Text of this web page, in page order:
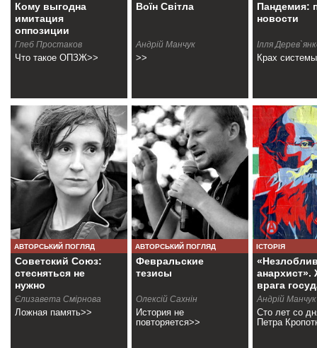
Кому выгодна
имитация
оппозиции
Глеб Простаков
Что такое ОПЗЖ>>
Воїн Світла
Андрій Манчук
>>
Пандемия:
новости
Ілля
Крах
АВТОРСЬКИЙ ПОГЛЯД
Советский Союз:
стесняться не
нужно
Єлизавета Смірнова
Ложная память>>
АВТОРСЬКИЙ ПОГЛЯД
Февральские
тезисы
Олексій Сахнін
История не
повторяется>>
ІСТОРІЯ
анархист».
врага
Андрiй Манчук
Сто лет со
Петра